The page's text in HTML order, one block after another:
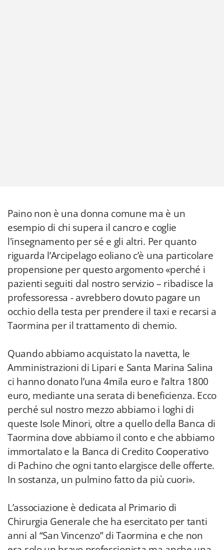
Paino non è una donna comune ma è un
esempio di chi supera il cancro e coglie
l'insegnamento per sé e gli altri. Per quanto
riguarda l’Arcipelago eoliano c’è una particolare
propensione per questo argomento «perché i
pazienti seguiti dal nostro servizio – ribadisce la
professoressa - avrebbero dovuto pagare un
occhio della testa per prendere il taxi e recarsi a
Taormina per il trattamento di chemio.
Quando abbiamo acquistato la navetta, le
Amministrazioni di Lipari e Santa Marina Salina
ci hanno donato l’una 4mila euro e l’altra 1800
euro, mediante una serata di beneficienza. Ecco
perché sul nostro mezzo abbiamo i loghi di
queste Isole Minori, oltre a quello della Banca di
Taormina dove abbiamo il conto e che abbiamo
immortalato e la Banca di Credito Cooperativo
di Pachino che ogni tanto elargisce delle offerte.
In sostanza, un pulmino fatto da più cuori».
L’associazione è dedicata al Primario di
Chirurgia Generale che ha esercitato per tanti
anni al “San Vincenzo” di Taormina e che non